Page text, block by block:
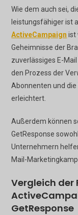
Wie dem auch sei,
leistungsfähiger ist
ActiveCampaign ist
Geheimnisse der
zuverlässiges E-
den Prozess der
Abonnenten und
erleichtert.
Außerdem können
GetResponse
Unternehmern
Mail-
Vergleich der
GetResponse